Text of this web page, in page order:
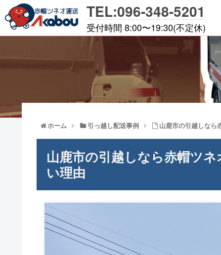
ホーム 引っ越し配送事例 山鹿市の引越しなら
山鹿市の引越しなら赤帽ツ
い理由
TEL:096-348-5201
受付時間 8:00〜19:30(不定休)